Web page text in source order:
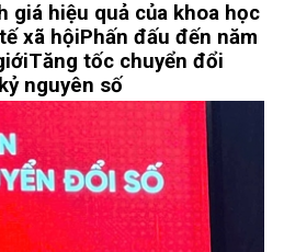
giá hiệu quả của khoa học
xã hộiPhấn đấu đến năm
Tăng tốc chuyển đổi
nguyên số